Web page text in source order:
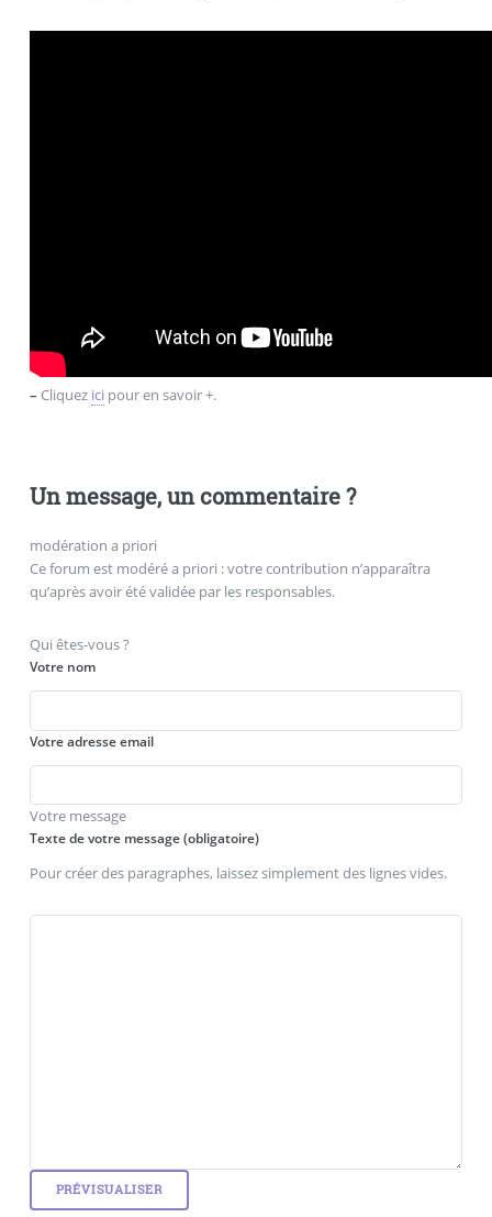
– Cliquez ici pour en savoir +.
Un message, un commentaire ?
modération a priori
Ce forum est modéré a priori : votre contribution n’apparaîtra
qu’après avoir été validée par les responsables.
Qui êtes-vous ?
Votre nom
Votre adresse email
Votre message
Texte de votre message (obligatoire)
Pour créer des paragraphes, laissez simplement des lignes vides.